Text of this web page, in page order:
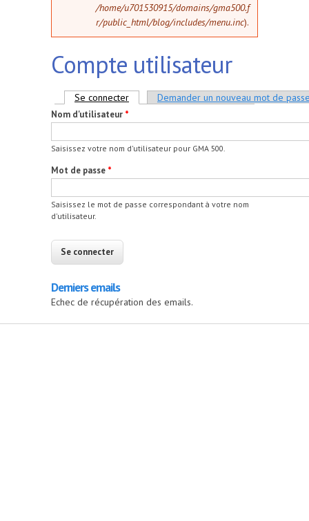
/home/u701530915/domains/gma500.f
r/public_html/blog/includes/menu.inc).
Compte utilisateur
Onglets principaux
Se connecter (onglet actif)Demander un nouveau mot de
Nom d'utilisateur *
Saisissez votre nom d'utilisateur pour GMA 500.
Mot de passe *
Saisissez le mot de passe correspondant à votre nom
d'utilisateur.
Derniers emails
Echec de récupération des emails.